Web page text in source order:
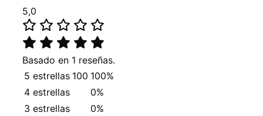
5,0
Basado en 1 reseñas.
5 estrellas 100 100%
4 estrellas
0%
3 estrellas
0%